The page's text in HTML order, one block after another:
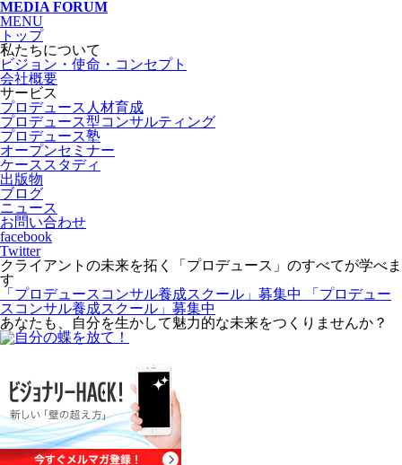
MEDIA FORUM
MENU
トップ
私たちについて
ビジョン・使命・コンセプト
会社概要
サービス
プロデュース人材育成
プロデュース型コンサルティング
プロデュース塾
オープンセミナー
ケーススタディ
出版物
ブログ
ニュース
お問い合わせ
facebook
Twitter
クライアントの未来を拓く「プロデュース」のすべてが学べま
す
「プロデュースコンサル養成スクール」募集中
「プロデュー
スコンサル養成スクール」募集中
あなたも、自分を生かして魅力的な未来をつくりませんか？